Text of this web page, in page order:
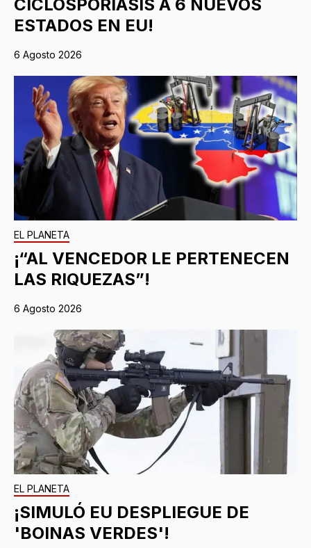
CICLOSPORIASIS A 6 NUEVOS
ESTADOS EN EU!
6 Agosto 2026
EL PLANETA
¡“AL VENCEDOR LE PERTENECEN
LAS RIQUEZAS”!
6 Agosto 2026
EL PLANETA
¡SIMULÓ EU DESPLIEGUE DE
'BOINAS VERDES'!